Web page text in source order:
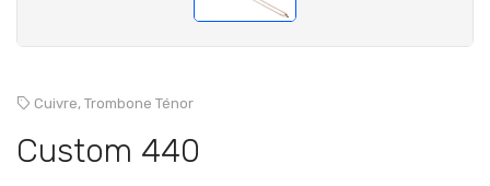
Cuivre, Trombone Ténor
Custom 440